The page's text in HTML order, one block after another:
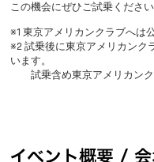
この機会にぜひご試乗ください
※1 東京アメリカンクラブへは
※2 試乗後に東京アメリカンク
います。
試乗含め東京アメリカンク